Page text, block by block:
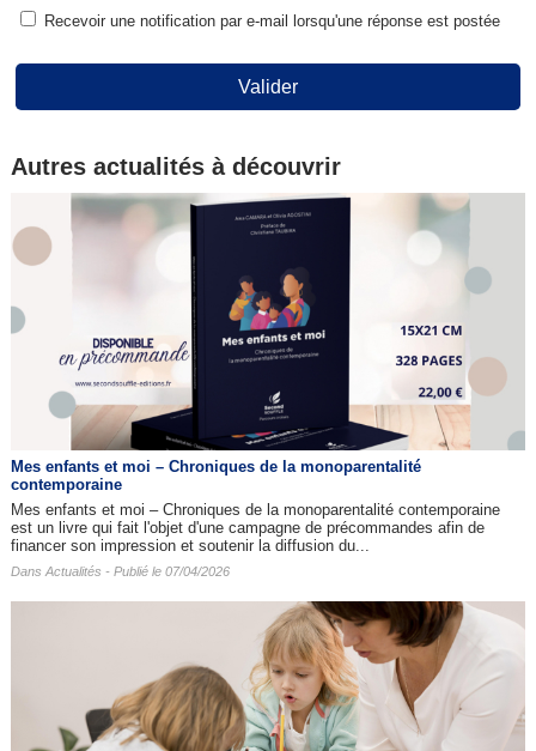
Recevoir une notification par e-mail lorsqu'une réponse est postée
Valider
Autres actualités à découvrir
Mes enfants et moi – Chroniques de la monoparentalité
contemporaine
Mes enfants et moi – Chroniques de la monoparentalité contemporaine
est un livre qui fait l'objet d'une campagne de précommandes afin de
financer son impression et soutenir la diffusion du...
Dans Actualités - Publié le 07/04/2026